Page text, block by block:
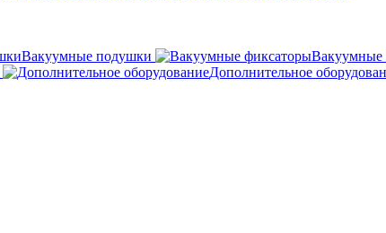
Вакуумные подушки
Вакуумные
Дополнительное